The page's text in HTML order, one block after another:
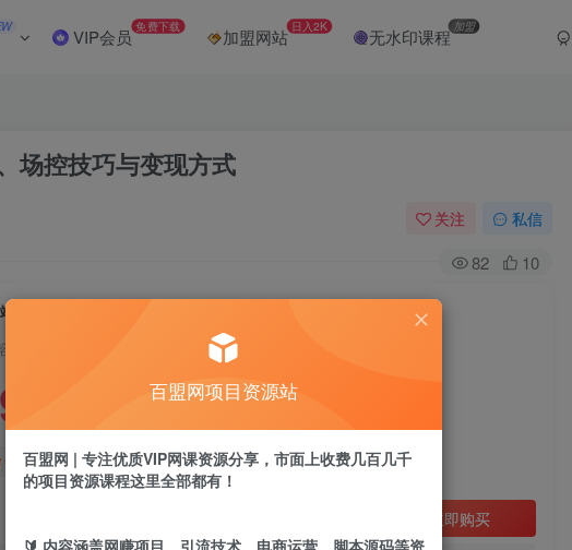
VIP会员 免费下载 加盟网站 日入2K 无水印课程 加盟
场控技巧与变现方式
关注 私信
82 10
AI虚拟直播课：设备软件、开播时间、场控技巧与变现方式
为付费阅读，请付费后查看
9.9
黄金会员免费 超级会员免费
立即购买
百盟网项目资源站
百盟网 | 专注优质VIP网课资源分享，市面上收费几百几千
的项目资源课程这里全部都有！
🔰 内容涵盖网赚项目、引流技术、电商运营、脚本源码等资